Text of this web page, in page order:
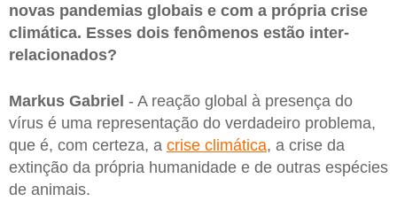
novas pandemias globais e com a própria crise
climática. Esses dois fenômenos estão inter-
relacionados?
Markus Gabriel - A reação global à presença do
vírus é uma representação do verdadeiro problema,
que é, com certeza, a crise climática, a crise da
extinção da própria humanidade e de outras espécies
de animais.